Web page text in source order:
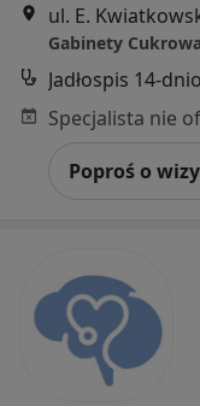
ul. E.
Gabinety
Jadłospis 14-
Poproś o